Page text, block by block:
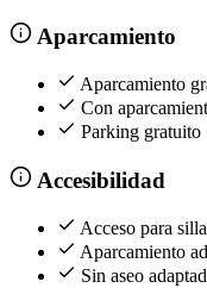
Aparcamiento
Aparcamiento
Con
Parking gratuito
Accesibilidad
Acceso para
Aparcamiento
Sin aseo